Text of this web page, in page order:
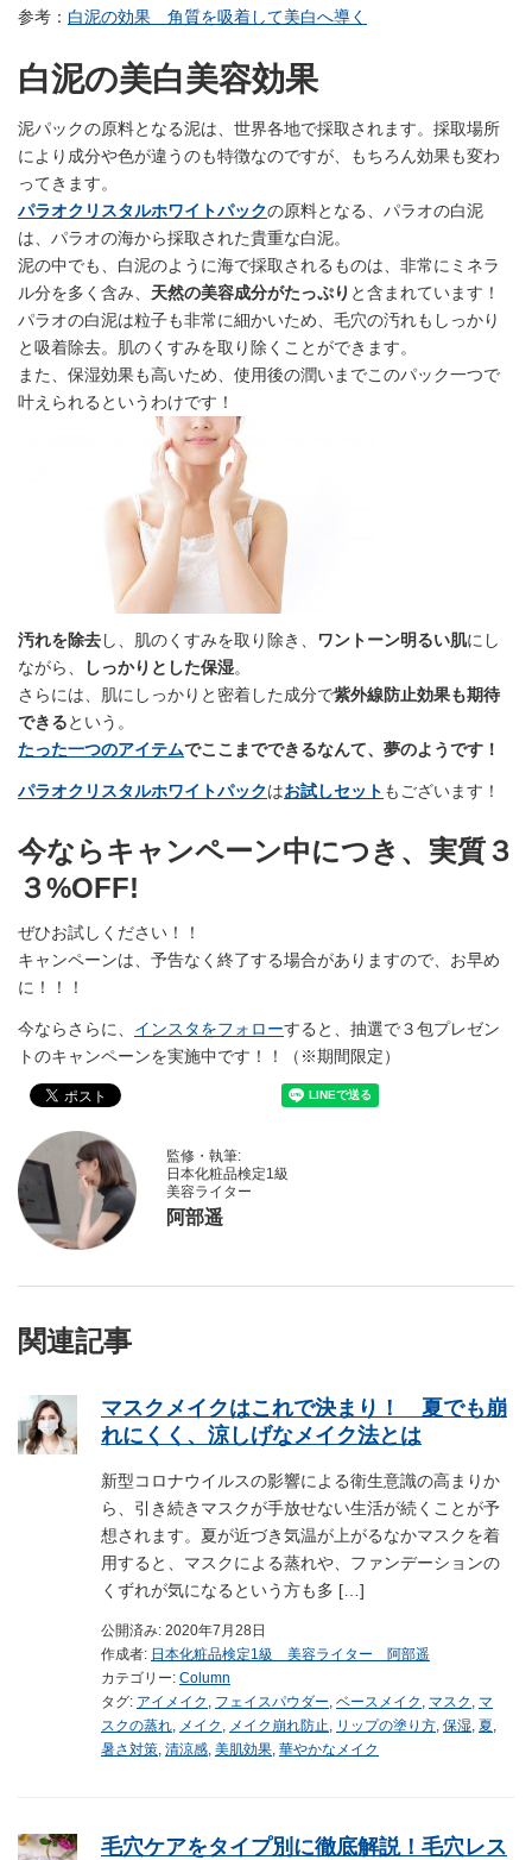
参考： 白泥の効果 角質を吸着して美白へ導く
白泥の美白美容効果
泥パックの原料となる泥は、世界各地で採取されます。採取場所
により成分や色が違うのも特徴なのですが、もちろん効果も変わ
ってきます。
パラオクリスタルホワイトパックの原料となる、パラオの白泥
は、パラオの海から採取された貴重な白泥。
泥の中でも、白泥のように海で採取されるものは、非常にミネラ
ル分を多く含み、 天然の美容成分がたっぷり と含まれています！
パラオの白泥は粒子も非常に細かいため、毛穴の汚れもしっかり
と吸着除去。肌のくすみを取り除くことができます。
また、保湿効果も高いため、使用後の潤いまでこのパック一つで
叶えられるというわけです！
汚れを除去し、肌のくすみを取り除き、 ワントーン明るい肌にし
ながら、
しっかりとした保湿。
さらには、肌にしっかりと密着した成分で紫外線防止効果も期待
できるという。
たった一つのアイテムでここまでできるなんて、夢のようです！
パラオクリスタルホワイトパックはお試しセット もございます！
今ならキャンペーン中につき、実質３
３%OFF!
ぜひお試しください！！
キャンペーンは、予告なく終了する場合がありますので、お早め
に！！！
今ならさらに、 インスタをフォローすると、抽選で３包プレゼン
トのキャンペーンを実施中です！！（※期間限定）
監修・執筆:
日本化粧品検定1級
美容ライター
阿部遥
関連記事
マスクメイクはこれで決まり！ 夏でも崩
れにくく、涼しげなメイク法とは
新型コロナウイルスの影響による衛生意識の高まりか
ら、引き続きマスクが手放せない生活が続くことが予
想されます。夏が近づき気温が上がるなかマスクを着
用すると、マスクによる蒸れや、ファンデーションの
くずれが気になるという方も多 […]
公開済み: 2020年7月28日
作成者: 日本化粧品検定1級 美容ライター 阿部遥
カテゴリー: Column
タグ: アイメイク フェイスパウダー ベースメイク マスク
マ
スクの蒸れ
メイク メイク崩れ防止 リップの塗り方 保湿 夏
暑さ対策 清涼感 美肌効果 華やかなメイク
毛穴ケアをタイプ別に徹底解説！毛穴レス